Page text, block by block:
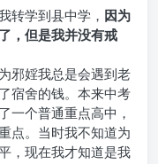
转学到县中学， 因为
，但是我并没有戒
邪婬我总是会遇到老
宿舍的钱。本来中考
一个普通重点高中，
点。当时我不知道为
，现在我才知道是我